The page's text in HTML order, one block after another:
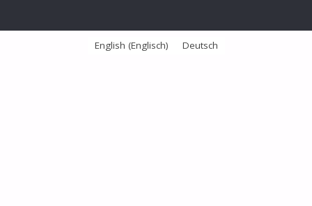
English (Englisch) Deutsch